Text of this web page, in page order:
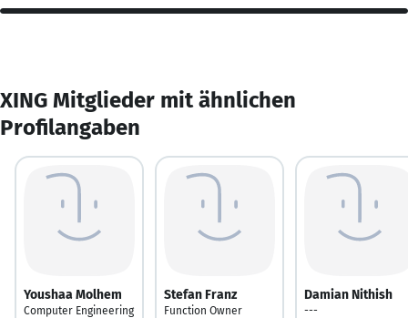
XING Mitglieder mit ähnlichen
Profilangaben
Youshaa Molhem
Computer Engineering
Stefan Franz
Function Owner
Damian Nithish
---